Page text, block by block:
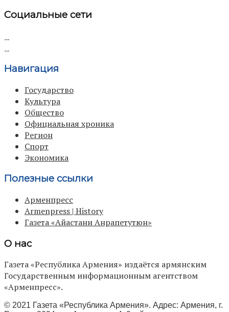
Социальные сети
Навигация
Государство
Культура
Общество
Официальная хроника
Регион
Спорт
Экономика
Полезные ссылки
Арменпресс
Armenpress | History
Газета «Айастани Анрапетутюн»
О нас
Газета «Республика Армения» издаётся армянским
Государственным информационным агентством
«Арменпресс».
© 2021 Газета «Республика Армения». Адрес: Армения, г.